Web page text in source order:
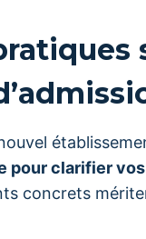
pour clarifier
concrets